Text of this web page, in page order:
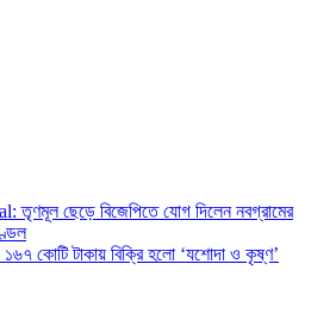
ছেড়ে বিজেপিতে যোগ দিলেন নবগ্রামের
কোটি টাকায় বিক্রি হলো ‘যশোদা ও কৃষ্ণ’